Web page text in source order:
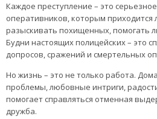
Каждое преступление – это
оперативников, которым приходится
разыскивать похищенных, помогать
Будни настоящих полицейских – это
допросов, сражений и смертельных
Но жизнь – это не только работа.
проблемы, любовные интриги,
помогает справляться отменная
дружба.